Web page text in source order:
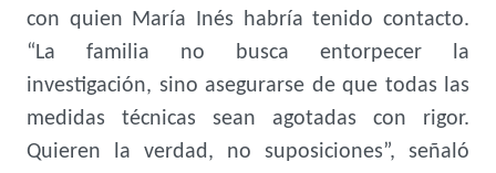
con quien María Inés habría tenido contacto.
“La familia no busca entorpecer la
investigación, sino asegurarse de que todas las
medidas técnicas sean agotadas con rigor.
Quieren la verdad, no suposiciones”, señaló